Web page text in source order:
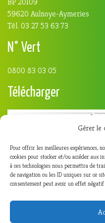
Gérer le
Pour offrir les meilleures expériences,
cookies pour stocker et/ou accéder aux
à ces technologies nous permettra de
de navigation ou les ID uniques sur ce
consentement peut avoir un effet
59620 Aulnoye-Aymeries
Tél. 03 27 53 63 73
N° Vert
0800 83 03 05
Télécharger